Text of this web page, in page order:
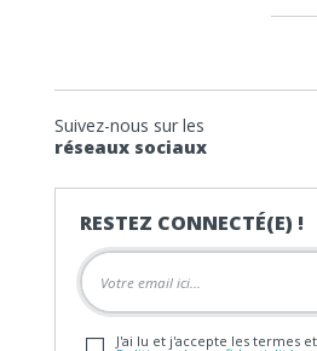
Suivez-nous sur les
réseaux sociaux
RESTEZ CONNECTÉ(E) !
J'ai lu et j'accepte les termes